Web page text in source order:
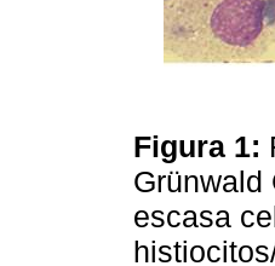
Figura 1:
Grünwald
escasa